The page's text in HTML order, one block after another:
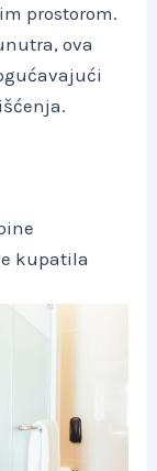
prostorom.
ova
kupatila